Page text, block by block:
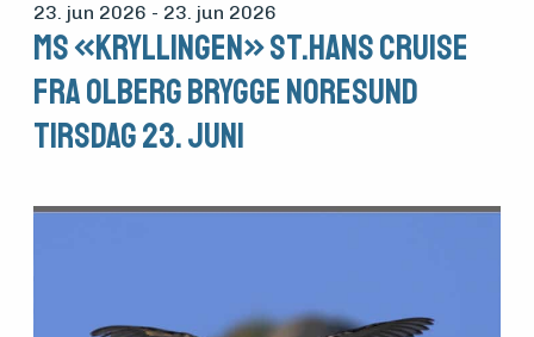
23. jun 2026 - 23. jun 2026
MS «Kryllingen» St.Hans Cruise
fra Olberg brygge Noresund
Tirsdag 23. Juni